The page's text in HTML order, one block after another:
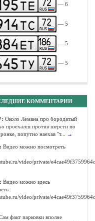
— 6
— 5
— 5
— 5
КОММЕНТАРИИ
Около Лемана про бородатый
проехался против шерсти по
попутно наехав "т...
→
Видео можно посмотреть
video/private/
Видео можно здесь
video/private/
факт парковки вполне